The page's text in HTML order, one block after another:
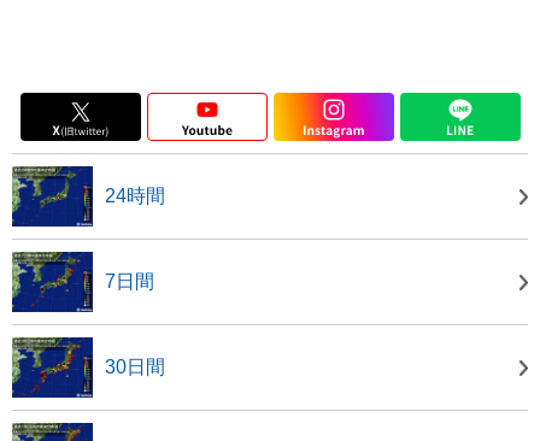
24時間
7日間
30日間